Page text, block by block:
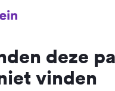
deze
vinden